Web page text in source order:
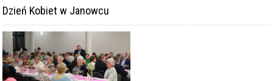
Dzień Kobiet w Janowcu